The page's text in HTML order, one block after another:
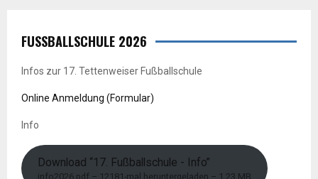
FUSSBALLSCHULE 2026
Infos zur 17. Tettenweiser Fußballschule
Online Anmeldung (Formular)
Info
Download “17. Fußballschule - Info”
info2026.pdf – 12181-mal heruntergeladen – 1,23 MB